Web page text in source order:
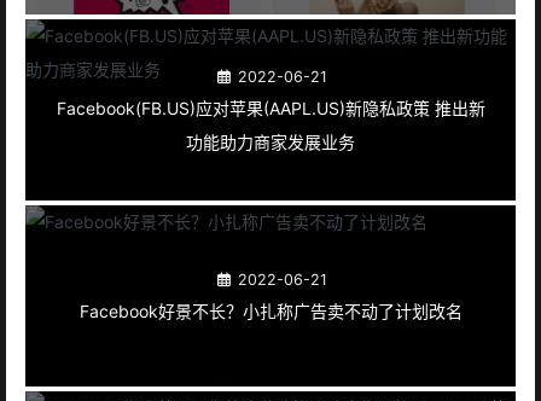
2022-06-21
Facebook(FB.US)应对苹果(AAPL.US)新隐私政策 推出新
功能助力商家发展业务
2022-06-21
Facebook好景不长？小扎称广告卖不动了计划改名